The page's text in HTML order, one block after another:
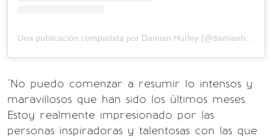
Una publicación compartida por Damian Hurley (@damianhurley1)
"No puedo comenzar a resumir lo intensos y
maravillosos que han sido los últimos meses.
Estoy realmente impresionado por las
personas inspiradoras y talentosas con las que